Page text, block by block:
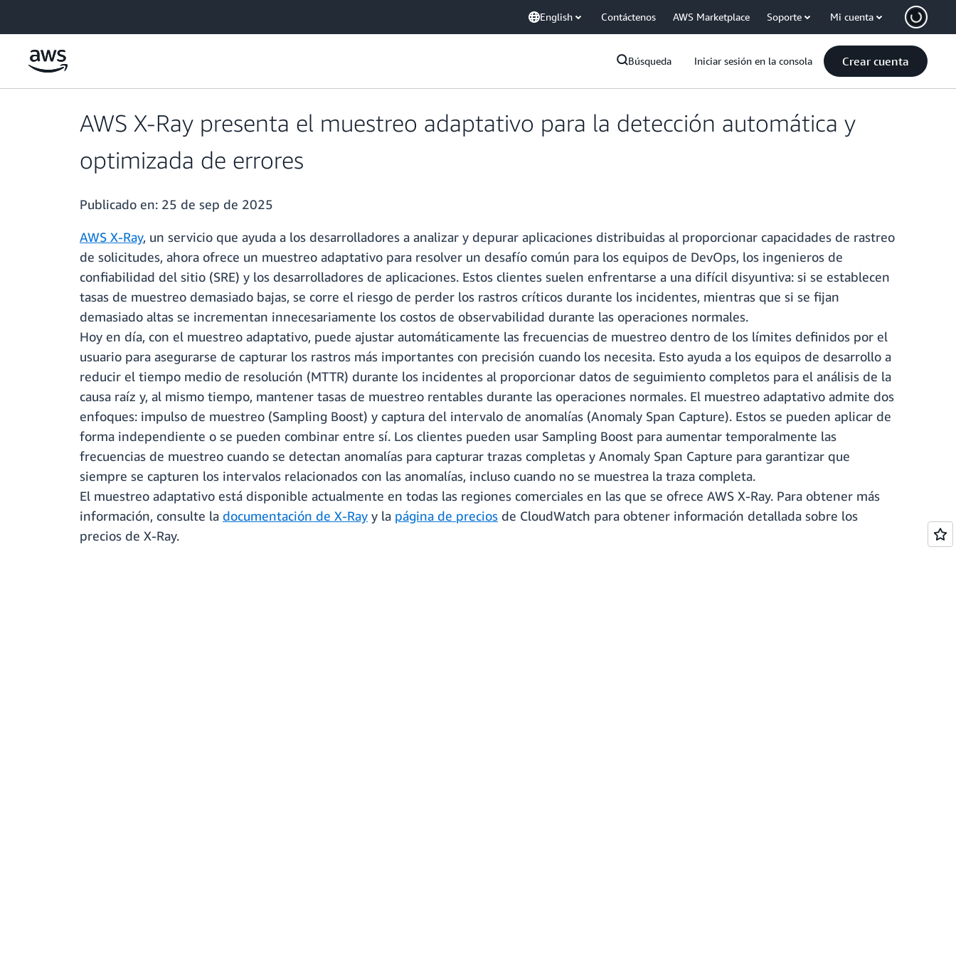
English Contáctenos AWS Marketplace Soporte Mi cuenta
Búsqueda Iniciar sesión en la consola Crear cuenta
AWS X-Ray presenta el muestreo adaptativo para la detección automática y
optimizada de errores
Publicado en: 25 de sep de 2025
AWS X-Ray, un servicio que ayuda a los desarrolladores a analizar y depurar aplicaciones distribuidas al proporcionar capacidades de rastreo
de solicitudes, ahora ofrece un muestreo adaptativo para resolver un desafío común para los equipos de DevOps, los ingenieros de
confiabilidad del sitio (SRE) y los desarrolladores de aplicaciones. Estos clientes suelen enfrentarse a una difícil disyuntiva: si se establecen
tasas de muestreo demasiado bajas, se corre el riesgo de perder los rastros críticos durante los incidentes, mientras que si se fijan
demasiado altas se incrementan innecesariamente los costos de observabilidad durante las operaciones normales.
Hoy en día, con el muestreo adaptativo, puede ajustar automáticamente las frecuencias de muestreo dentro de los límites definidos por el
usuario para asegurarse de capturar los rastros más importantes con precisión cuando los necesita. Esto ayuda a los equipos de desarrollo a
reducir el tiempo medio de resolución (MTTR) durante los incidentes al proporcionar datos de seguimiento completos para el análisis de la
causa raíz y, al mismo tiempo, mantener tasas de muestreo rentables durante las operaciones normales. El muestreo adaptativo admite dos
enfoques: impulso de muestreo (Sampling Boost) y captura del intervalo de anomalías (Anomaly Span Capture). Estos se pueden aplicar de
forma independiente o se pueden combinar entre sí. Los clientes pueden usar Sampling Boost para aumentar temporalmente las
frecuencias de muestreo cuando se detectan anomalías para capturar trazas completas y Anomaly Span Capture para garantizar que
siempre se capturen los intervalos relacionados con las anomalías, incluso cuando no se muestrea la traza completa.
El muestreo adaptativo está disponible actualmente en todas las regiones comerciales en las que se ofrece AWS X-Ray. Para obtener más
información, consulte la documentación de X-Ray y la página de precios de CloudWatch para obtener información detallada sobre los
precios de X-Ray.